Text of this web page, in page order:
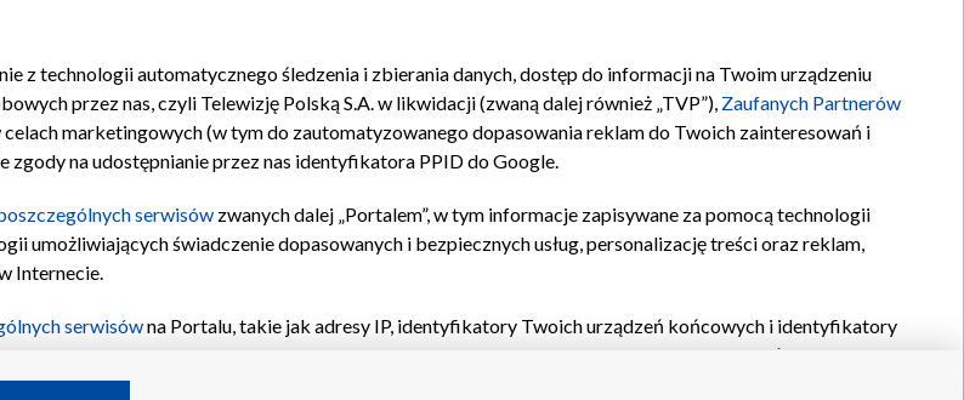
Moje zgody Pomoc Biuro reklamy Kontakt
z technologii automatycznego śledzenia i zbierania danych, dostęp do informacji na Twoim urządzeniu
przez nas, czyli Telewizję Polską S.A. w likwidacji (zwaną dalej również „TVP”), Zaufanych Partnerów
celach marketingowych (w tym do zautomatyzowanego dopasowania reklam do Twoich zainteresowań i
zgody na udostępnianie przez nas identyfikatora PPID do Google.
serwisów zwanych dalej „Portalem”, w tym informacje zapisywane za pomocą technologii
umożliwiających świadczenie dopasowanych i bezpiecznych usług, personalizację treści oraz reklam,
Internecie.
serwisówna Portalu, takie jak adresy IP, identyfikatory Twoich urządzeń końcowych i identyfikatory
oraz pozostałych
na urządzeniu lub dostęp do nich, wyboru podstawowych reklam, wyboru spersonalizowanych